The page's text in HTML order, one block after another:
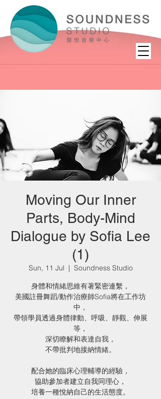
Moving Our Inner
Parts, Body-Mind
Dialogue by Sofia Lee
(1)
Sun, 11 Jul
  |
Soundness Studio
身體和情緒思維有著緊密連繫，
美國註冊舞蹈/動作治療師Sofia將在工作坊
中，
帶領學員透過身體律動、呼吸、靜觀、伸展
等，
深切瞭解和表達自我，
不帶批判地接納情緒。
配合她的臨床心理輔導的經驗，
協助參加者建立自我同理心，